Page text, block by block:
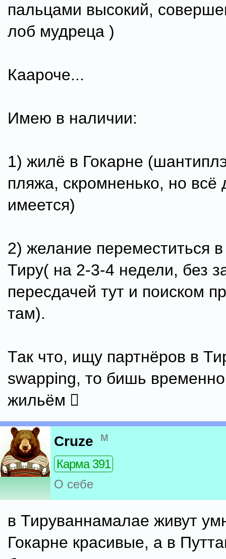
пальцами высокий,
лоб мудреца )
Каароче...
Имею в наличии:
1) жилё в Гокарне
пляжа, скромненько, но всё
имеется)
2) желание переместиться
Тиру( на 2-3-4 недели, без
пересдачей тут и поиском
там).
Так что, ищу партнёров в
swapping, то бишь
жильём 🏼
Cruze м
Карма 391
О себе
в Тируваннамалае живут
Гокарне красивые, а в